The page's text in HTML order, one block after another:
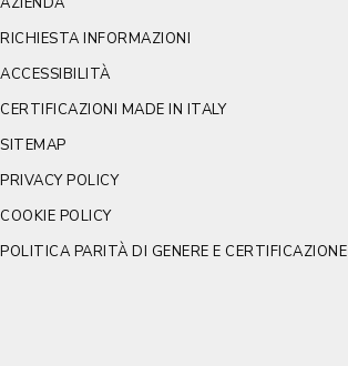
RICHIESTA INFORMAZIONI
ACCESSIBILITÀ
CERTIFICAZIONI MADE IN ITALY
SITEMAP
PRIVACY POLICY
COOKIE POLICY
POLITICA PARITÀ DI GENERE E CERTIFICAZIONE